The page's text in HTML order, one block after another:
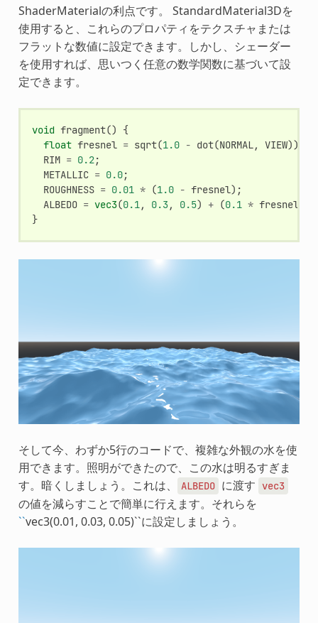
ShaderMaterialの利点です。 StandardMaterial3Dを
使用すると、これらのプロパティをテクスチャまたは
フラットな数値に設定できます。しかし、シェーダー
を使用すれば、思いつく任意の数学関数に基づいて設
定できます。
void fragment()
{
float fresnel = sqrt(1.0 - dot(NORMAL, VIEW));
RIM = 0.2;
METALLIC = 0.0;
ROUGHNESS = 0.01 * (1.0 - fresnel);
ALBEDO = vec3(0.1, 0.3, 0.5) + (0.1 * fresnel
}
そして今、わずか5行のコードで、複雑な外観の水を使
用できます。照明ができたので、この水は明るすぎま
す。暗くしましょう。これは、
ALBEDO に渡す vec3
の値を減らすことで簡単に行えます。それらを
``vec3(0.01, 0.03, 0.05)``に設定しましょう。